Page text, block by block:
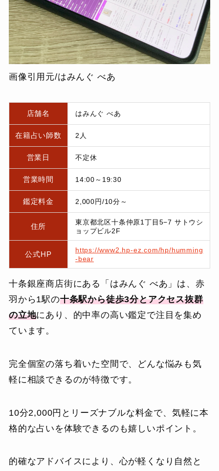
画像引用元/はみんぐ べあ
店舗名 はみんぐ べあ
在籍占い師数 2人
営業日 不定休
営業時間 14:00～19:30
鑑定料金 2,000円/10分～
住所
東京都北区十条仲原1丁目5−7 サトウシ
ョップビル2F
公式HP
https://www2.hp-ez.com/hp/humming
-bear
十条銀座商店街にある「はみんぐ べあ」は、赤
羽から1駅の十条駅から徒歩3分とアクセス抜群
の立地にあり、的中率の高い鑑定で注目を集め
ています。
完全個室の落ち着いた空間で、どんな悩みも気
軽に相談できるのが特徴です。
10分2,000円とリーズナブルな料金で、気軽に本
格的な占いを体験できるのも嬉しいポイント。
的確なアドバイスにより、心が軽くなり自然と